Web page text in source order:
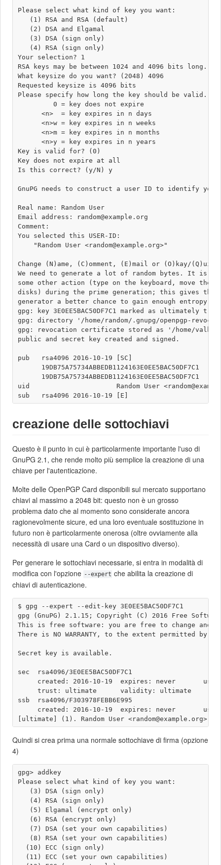
Please select what kind of key you want:
   (1) RSA and RSA (default)
   (2) DSA and Elgamal
   (3) DSA (sign only)
   (4) RSA (sign only)
Your selection? 1
RSA keys may be between 1024 and 4096 bits long.
What keysize do you want? (2048) 4096
Requested keysize is 4096 bits
Please specify how long the key should be valid.
         0 = key does not expire
      <n>  = key expires in n days
      <n>w = key expires in n weeks
      <n>m = key expires in n months
      <n>y = key expires in n years
Key is valid for? (0)
Key does not expire at all
Is this correct? (y/N) y
GnuPG needs to construct a user ID to identify
Real name: Random User
Email address: random@example.org
Comment:
You selected this USER-ID:
    "Random User <random@example.org>"
Change (N)ame, (C)omment, (E)mail or (O)kay/
We need to generate a lot of random bytes. It is a
some other action (type on the keyboard, move the
disks) during the prime generation; this gives the
generator a better chance to gain enough entropy.
gpg: key 3E0EE5BAC50DF7C1 marked as ultimately
gpg: directory '/home/random/.gnupg/openpgp-
gpg: revocation certificate stored as '/home/valhalla/
public and secret key created and signed.
pub   rsa4096 2016-10-19 [SC]
      19DB75A75734ABBEDB1124163E0EE5BAC50DF7C1
      19DB75A75734ABBEDB1124163E0EE5BAC50DF7C1
uid                      Random User
creazione delle sottochiavi
Questo è il punto in cui è particolarmente importante l'uso di
GnuPG 2.1, che rende molto più semplice la creazione di una
chiave per l'autenticazione.
Molte delle OpenPGP Card disponibili sul mercato supportano
chiavi al massimo a 2048 bit: questo non è un grosso
problema dato che al momento sono considerate ancora
ragionevolmente sicure, ed una loro eventuale sostituzione in
futuro non è particolarmente onerosa (oltre ovviamente alla
necessità di usare una Card o un dispositivo diverso).
Per generare le sottochiavi necessarie, si entra in modalità di
modifica con l'opzione --expert che abilita la creazione di
chiavi di autenticazione.
$ gpg --expert --edit-key 3E0EE5BAC50DF7C1
gpg (GnuPG) 2.1.15; Copyright (C) 2016 Free
This is free software: you are free to change
There is NO WARRANTY, to the extent permitted by
Secret key is available.
sec  rsa4096/3E0EE5BAC50DF7C1
created: 2016-10-19  expires: never
     trust: ultimate      validity: ultimate
ssb  rsa4096/F303978FEBB6E995
created: 2016-10-19  expires: never
Quindi si crea prima una normale sottochiave di firma (opzione
4)
gpg> addkey
Please select what kind of key you want:
   (3) DSA (sign only)
   (4) RSA (sign only)
   (5) Elgamal (encrypt only)
   (6) RSA (encrypt only)
   (7) DSA (set your own capabilities)
   (8) RSA (set your own capabilities)
  (10) ECC (sign only)
  (11) ECC (set your own capabilities)